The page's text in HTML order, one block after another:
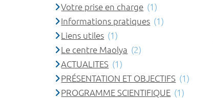
Votre prise en charge (1)
Informations pratiques (1)
Liens utiles (1)
Le centre Maolya (2)
ACTUALITES (1)
PRÉSENTATION ET OBJECTIFS (1)
PROGRAMME SCIENTIFIQUE (1)